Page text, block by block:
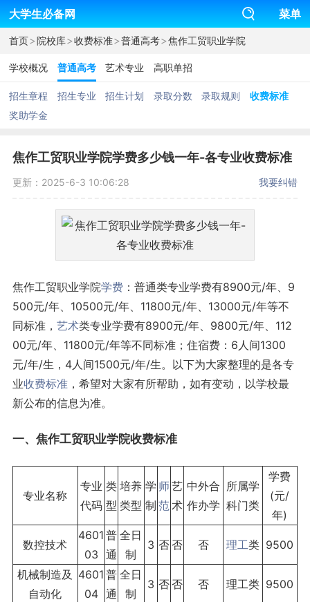
大学生必备网 菜单
首页>院校库>收费标准>普通高考>焦作工贸职业学院
学校概况 普通高考 艺术专业 高职单招
招生章程 招生专业 招生计划 录取分数 录取规则
收费标准
奖助学金
焦作工贸职业学院学费多少钱一年-各专业收费标准
更新：2025-6-3 10:06:28 我要纠错
焦作工贸职业学院学费：普通类专业学费有8900元/年、9
500元/年、10500元/年、11800元/年、13000元/年等不
同标准， 艺术类专业学费有8900元/年、9800元/年、112
00元/年、11800元/年等不同标准；住宿费：6人间1300
元/年/生，4人间1500元/年/生。以下为大家整理的是各专
业收费标准，希望对大家有所帮助，如有变动，以学校最
新公布的信息为准。
一、焦作工贸职业学院收费标准
专业名称
专业
代码
类
型
培养
类型
学
制
师
范
艺
术
中外合
作办学
所属学
科门类
学费
(元/
年)
数控技术
4601
03
普
通
全日
制
3 否否 否 理工类 9500
机械制造及
自动化
4601
04
普
通
全日
制
3 否否 否 理工类 9500